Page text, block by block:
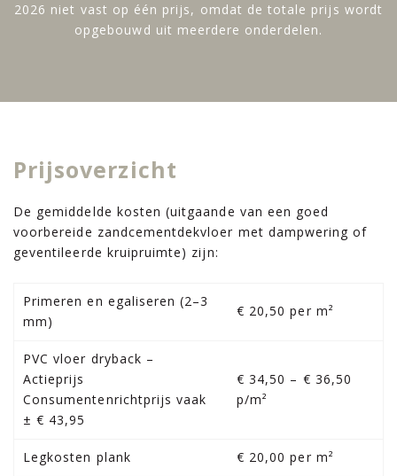
2026 niet vast op één prijs, omdat de totale prijs wordt
opgebouwd uit meerdere onderdelen.
Prijsoverzicht
De gemiddelde kosten (uitgaande van een goed
voorbereide zandcementdekvloer met dampwering of
geventileerde kruipruimte) zijn:
Primeren en egaliseren (2–3
mm)
€ 20,50 per m²
PVC vloer dryback –
Actieprijs
Consumentenrichtprijs vaak
± € 43,95
€ 34,50 – € 36,50
p/m²
Legkosten plank € 20,00 per m²